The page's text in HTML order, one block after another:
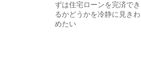
ずは住宅ローンを完済でき
るかどうかを冷静に見きわ
めたい